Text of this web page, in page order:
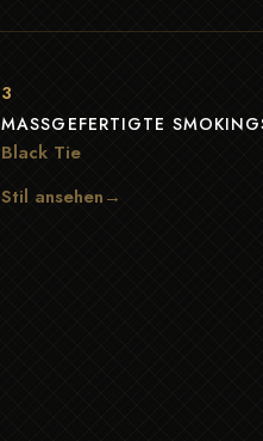
3
MASSGEFERTIGTE SMOKINGS
Black Tie
Stil ansehen→